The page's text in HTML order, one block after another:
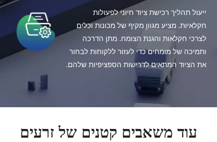
ייעול תהליך רכישת ציוד חיוני לפעולות
חקלאיות. מציע מגוון מקיף של מכונות וכלים
לצרכי חקלאות והגנת הצומח. מתן הדרכה
ותמיכה של מומחים כדי לעזור ללקוחות לבחור
את הציוד המתאים לדרישות הספציפיות שלהם.
עוד משאבים קטנים של זרעים